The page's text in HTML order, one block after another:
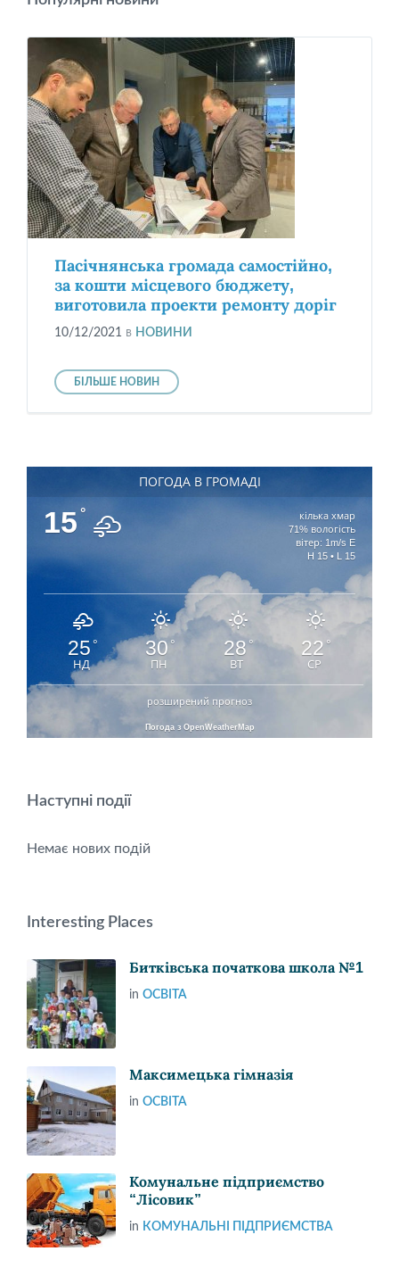
Пасічнянська громада самостійно,
за кошти місцевого бюджету,
виготовила проекти ремонту доріг
10/12/2021 в НОВИНИ
БІЛЬШЕ НОВИН
ПОГОДА В ГРОМАДІ
15 °
кілька хмар
71% вологість
вітер: 1m/s E
H 15 • L 15
25 °
НД
30°
ПН
28 °
ВТ
22 °
СР
розширений прогноз
Погода з OpenWeatherMap
Наступні події
Немає нових подій
Interesting Places
Битківська початкова школа №1
in ОСВІТА
Максимецька гімназія
in ОСВІТА
Комунальне підприємство
“Лісовик”
in КОМУНАЛЬНІ ПІДПРИЄМСТВА